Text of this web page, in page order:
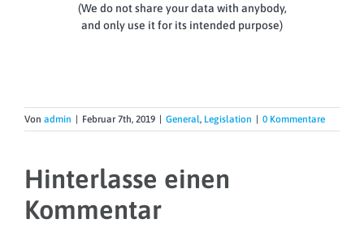
(We do not share your data with anybody,
and only use it for its intended purpose)
Von admin Februar 7th, 2019 General, Legislation 0 Kommentare
Hinterlasse einen
Kommentar